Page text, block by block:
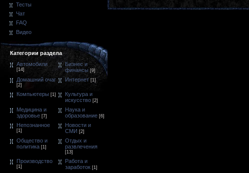
Тесты
Чат
FAQ
Видео
Категории раздела
Автомобили
[14]
Бизнес и
финансы [9]
Домашний очаг
[2]
Интернет [1]
Компьютеры [1]
Культура и
искусство [2]
Медицина и
здоровье [7]
Наука и
образование [6]
Непознанное
[1]
Новости и
СМИ [2]
Общество и
политика [1]
Отдых и
развлечения
[13]
Производство
[1]
Работа и
заработок [1]